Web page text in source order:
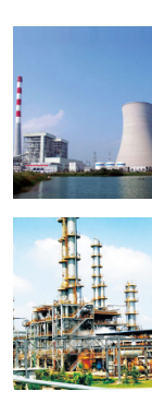
石化行业